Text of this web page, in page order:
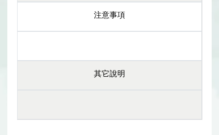
注意事項
其它說明